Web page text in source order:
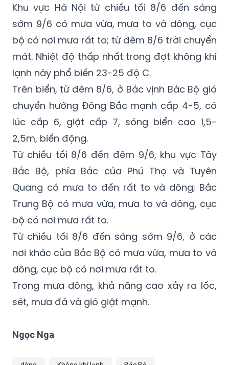
Khu vực Hà Nội từ chiều tối 8/6 đến sáng
sớm 9/6 có mưa vừa, mưa to và dông, cục
bộ có nơi mưa rất to; từ đêm 8/6 trời chuyển
mát. Nhiệt độ thấp nhất trong đợt không khí
lạnh này phổ biến 23-25 độ C.
Trên biển, từ đêm 8/6, ở Bắc vịnh Bắc Bộ gió
chuyển hướng Đông Bắc mạnh cấp 4-5, có
lúc cấp 6, giật cấp 7, sóng biển cao 1,5-
2,5m, biển động.
Từ chiều tối 8/6 đến đêm 9/6, khu vực Tây
Bắc Bộ, phía Bắc của Phú Thọ và Tuyên
Quang có mưa to đến rất to và dông; Bắc
Trung Bộ có mưa vừa, mưa to và dông, cục
bộ có nơi mưa rất to.
Từ chiều tối 8/6 đến sáng sớm 9/6, ở các
nơi khác của Bắc Bộ có mưa vừa, mưa to và
dông, cục bộ có nơi mưa rất to.
Trong mưa dông, khả năng cao xảy ra lốc,
sét, mưa đá và gió giật mạnh.
Ngọc Nga